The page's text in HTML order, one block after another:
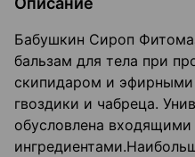
Бабушкин Сироп
бальзам для тела при
скипидаром и эфирными
гвоздики и чабреца.
обусловлена